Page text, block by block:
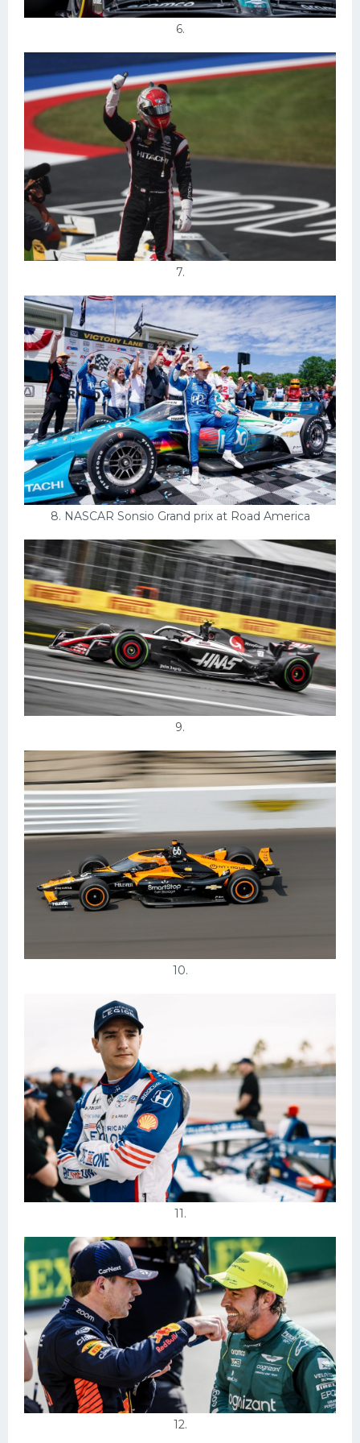
6.
7.
8. NASCAR Sonsio Grand prix at Road America
9.
10.
11.
12.